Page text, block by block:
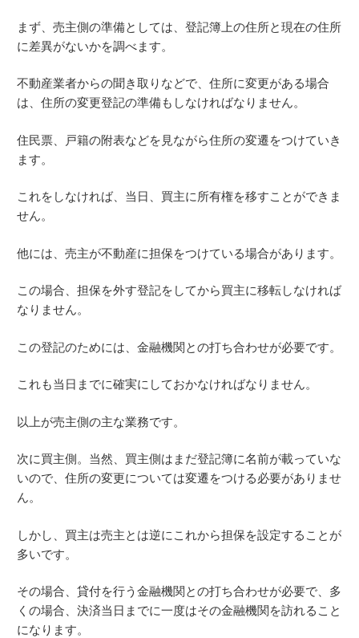
まず、売主側の準備としては、登記簿上の住所と現在の住所
に差異がないかを調べます。
不動産業者からの聞き取りなどで、住所に変更がある場合
は、住所の変更登記の準備もしなければなりません。
住民票、戸籍の附表などを見ながら住所の変遷をつけていき
ます。
これをしなければ、当日、買主に所有権を移すことができま
せん。
他には、売主が不動産に担保をつけている場合があります。
この場合、担保を外す登記をしてから買主に移転しなければ
なりません。
この登記のためには、金融機関との打ち合わせが必要です。
これも当日までに確実にしておかなければなりません。
以上が売主側の主な業務です。
次に買主側。当然、買主側はまだ登記簿に名前が載っていな
いので、住所の変更については変遷をつける必要がありませ
ん。
しかし、買主は売主とは逆にこれから担保を設定することが
多いです。
その場合、貸付を行う金融機関との打ち合わせが必要で、多
くの場合、決済当日までに一度はその金融機関を訪れること
になります。